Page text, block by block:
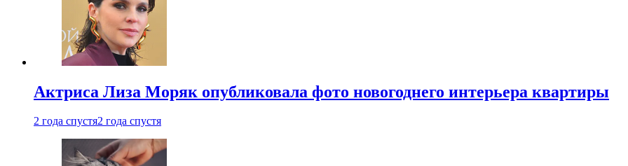
Актриса Лиза Моряк опубликовала фото новогоднего интерьера квартиры
2 года спустя2 года спустя